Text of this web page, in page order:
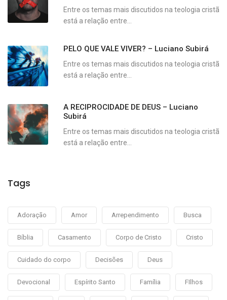
Entre os temas mais discutidos na teologia cristã
está a relação entre...
PELO QUE VALE VIVER? – Luciano Subirá
Entre os temas mais discutidos na teologia cristã
está a relação entre...
A RECIPROCIDADE DE DEUS – Luciano
Subirá
Entre os temas mais discutidos na teologia cristã
está a relação entre...
Tags
Adoração Amor Arrependimento Busca
Bíblia Casamento Corpo de Cristo Cristo
Cuidado do corpo Decisões Deus
Devocional Espírito Santo Família FIlhos